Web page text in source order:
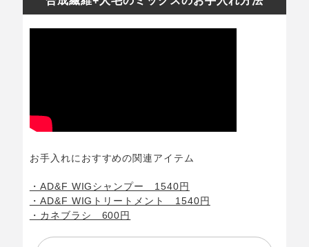
お手入れにおすすめの関連アイテム
・AD&F WIGシャンプー 1540円
・AD&F WIGトリートメント 1540円
・カネブラシ 600円